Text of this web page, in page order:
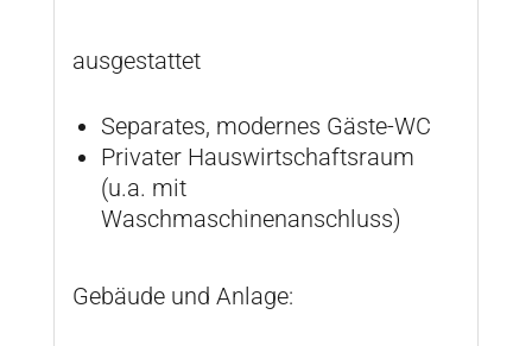
ausgestattet
Separates, modernes Gäste-WC
Privater Hauswirtschaftsraum
(u.a. mit
Waschmaschinenanschluss)
Gebäude und Anlage: